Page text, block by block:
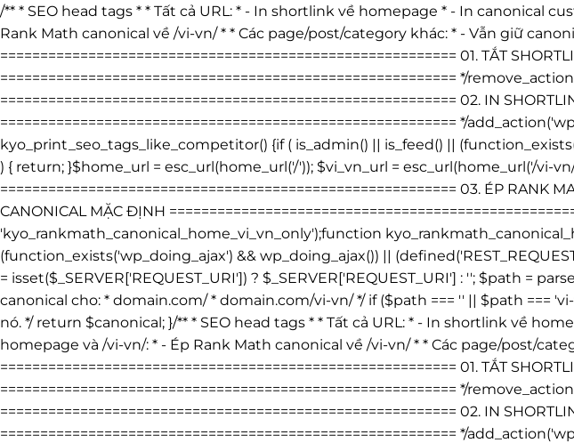
/** * SEO head tags * * Tất cả URL: * - In shortlink về homepage * - In canonical
Rank Math canonical về /vi-vn/ * * Các page/post/category khác: * - Vẫn giữ
========================================================= 01. TẮT
========================================================= */
========================================================= 02. IN
========================================================= */
kyo_print_seo_tags_like_competitor() {if ( is_admin() || is_feed() ||
) { return; }$home_url = esc_url(home_url('/')); $vi_vn_url = esc_url(home_url('/vi-
========================================================= 03. ÉP
CANONICAL MẶC ĐỊNH
'kyo_rankmath_canonical_home_vi_vn_only');function
(function_exists('wp_doing_ajax') && wp_doing_ajax()) ||
= isset($_SERVER['REQUEST_URI']) ? $_SERVER['REQUEST_URI'] : ''; $path =
canonical cho: * domain.com/ * domain.com/vi-vn/ */ if ($path === '' || $path ===
nó. */ return $canonical; }/** * SEO head tags * * Tất cả URL: * - In shortlink về
homepage và /vi-vn/: * - Ép Rank Math canonical về /vi-vn/ * * Các page/post/
========================================================= 01. TẮT
========================================================= */
========================================================= 02. IN
========================================================= */